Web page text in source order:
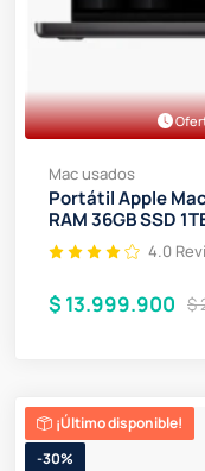
Mac usados
Portátil Apple
RAM 36GB SSD
4.0
$ 13.999.900 $
¡Último disponible!
-30%